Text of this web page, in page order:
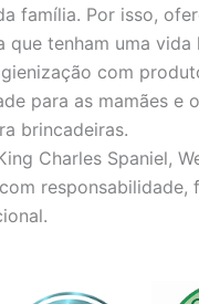
família. Por isso,
que tenham uma
com
para as mamães e
brincadeiras.
Charles Spaniel,